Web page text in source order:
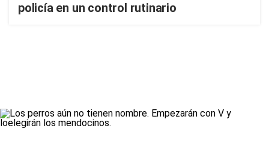
policía en un control rutinario